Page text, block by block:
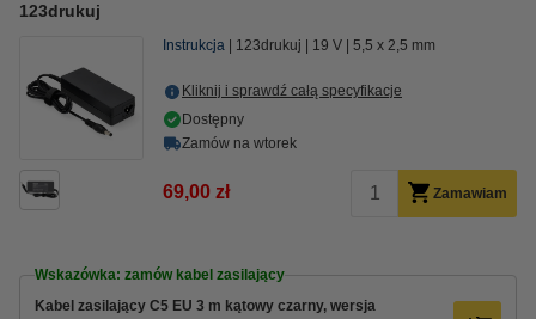
123drukuj
Instrukcja 123drukuj 19 V 5,5 x 2,5 mm
Kliknij i sprawdź całą specyfikacje
Dostępny
Zamów na wtorek
69,00 zł Zamawiam
Wskazówka: zamów kabel zasilający
Kabel zasilający C5 EU 3 m kątowy czarny, wersja